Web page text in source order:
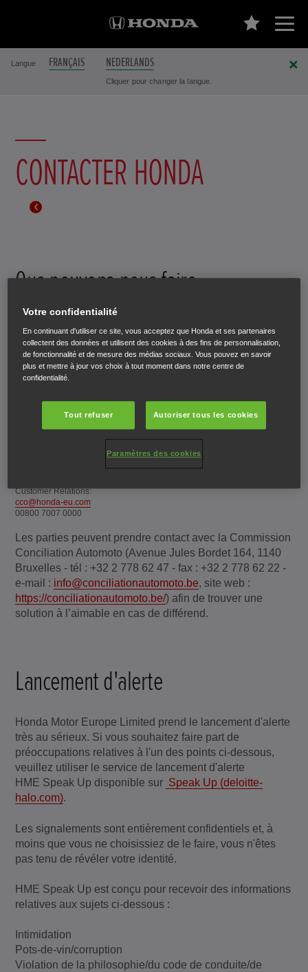
Langue FRANÇAIS NEDERLANDS
Cliquer pour changer la langue.
CONTACTER HONDA
Que pouvons-nous faire
pour vous?
Nous voulons que vous soyez impressionné par notre
service clients. Et nous mettons tout en œuvre pour y
Vous pouvez nous contacter
Customer Relations:
cco@honda-eu.com
00800 7007 0000
Les parties peuvent prendre contact avec la Commission
Conciliation Automoto (Avenue Jules Bordet 164, 1140
Bruxelles - tél : +32 2 778 62 47 - fax : +32 2 778 62 22 -
e-mail : info@conciliationautomoto.be, site web :
https://conciliationautomoto.be/) afin de trouver une
solution à l’aimable en cas de différend.
Lancement d'alerte
Honda Motor Europe Limited prend le lancement d'alerte
très au sérieux. Si vous souhaitez faire part de
préoccupations relatives à l'un des points ci-dessous,
veuillez utiliser le service de lancement d'alerte
HME Speak Up disponible sur Speak Up (deloitte-
halo.com).
Les signalements sont entièrement confidentiels et, à
moins que vous ne choisissiez de le faire, vous n'êtes
pas tenu de révéler votre identité.
HME Speak Up est conçu pour recevoir des informations
relatives aux sujets ci-dessous :
Intimidation
Pots-de-vin/corruption
Violation de la philosophie/du code de conduite/de
Votre confidentialité
En continuant d'utiliser ce site, vous acceptez que Honda et ses partenaires
collectent des données et utilisent des cookies à des fins de personnalisation,
de fonctionnalité et de mesure des médias sociaux. Vous pouvez en savoir
plus et mettre à jour vos choix à tout moment dans notre centre de
confidentialité.
Tout refuser Autoriser tous les cookies
Paramètres des cookies